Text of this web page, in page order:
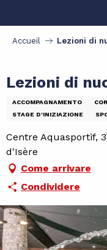
contenu
Accueil Lezioni di
Lezioni di
ACCOMPAGNAMENTO
STAGE D'INIZIAZIONE
Centre Aquasportif,
d'Isère
Come arrivare
Condividere